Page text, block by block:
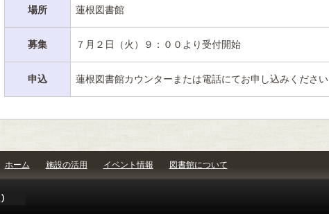
場所 蓮根図書館
募集 ７月２日（火）９：００より受付開始
申込 蓮根図書館カウンターまたは電話にてお申し込みください
ホーム 施設の活用 イベント情報 図書館について